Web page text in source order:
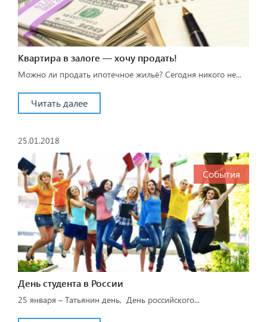
Квартира в залоге — хочу продать!
Можно ли продать ипотечное жильё? Сегодня никого не...
Читать далее
25.01.2018
События
День студента в России
25 января – Татьянин день, День российского...